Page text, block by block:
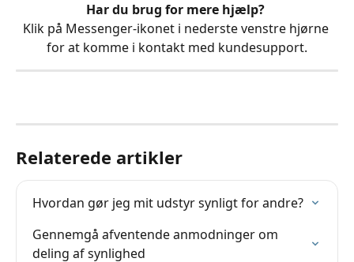
Har du brug for mere hjælp?
Klik på Messenger-ikonet i nederste venstre hjørne
for at komme i kontakt med kundesupport.
Relaterede artikler
Hvordan gør jeg mit udstyr synligt for andre?
Gennemgå afventende anmodninger om
deling af synlighed